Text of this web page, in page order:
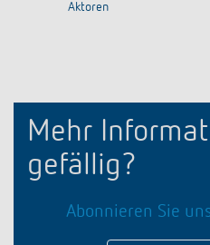
Aktoren
Mehr
gefällig?
Abonnieren Sie